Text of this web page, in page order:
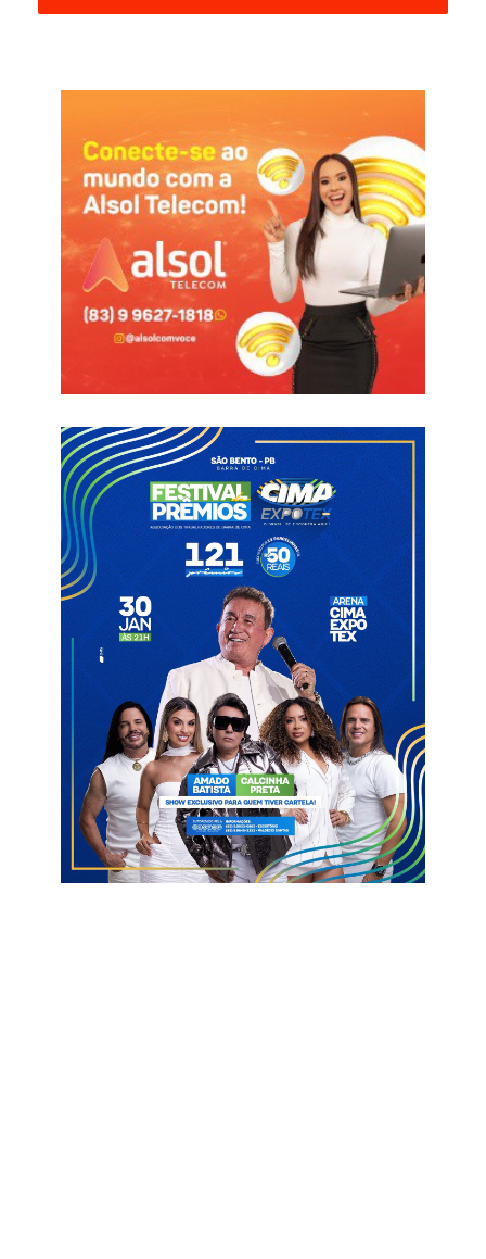
Com os novos anúncios, o Carnaval de Caicó 2026 passa a ter
quatro atrações confirmadas até o momento. Antes disso, o
chefe do Executivo municipal já havia divulgado a presença do
cantor Henry Freitas e da dupla baiana Rafa & Pipo Marques,
nomes que reforçam o perfil diversificado da festa, reunindo
axé, forró e música popular.
Além das atrações já confirmadas, a expectativa é de que
outros artistas de peso sejam anunciados nos próximos dias.
Entre os nomes cotados estão a banda Cavaleiros do Forró e
a cantora Márcia Felipe, que ainda aguardam confirmação
oficial por parte da organização.
Segundo a Prefeitura de Caicó, a programação completa do
Carnaval 2026 será divulgada no próximo dia 10 deste mês.
Carnaval Carnaval de Caicó
Ilha de Santana